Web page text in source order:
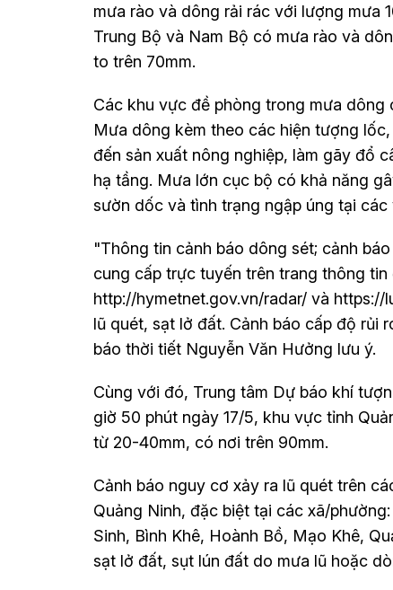
mưa rào và dông rải rác với lượng mưa
Trung Bộ và Nam Bộ có mưa rào và
to trên 70mm.
Các khu vực đề phòng trong mưa dông
Mưa dông kèm theo các hiện tượng
đến sản xuất nông nghiệp, làm gãy đổ
hạ tầng. Mưa lớn cục bộ có khả năng
sườn dốc và tình trạng ngập úng tại
"Thông tin cảnh báo dông sét; cảnh
cung cấp trực tuyến trên trang thông
http://hymetnet.gov.vn/radar/ và
lũ quét, sạt lở đất. Cảnh báo cấp độ rủi
báo thời tiết Nguyễn Văn Hưởng lưu ý.
Cùng với đó, Trung tâm Dự báo khí
giờ 50 phút ngày 17/5, khu vực tỉnh
từ 20-40mm, có nơi trên 90mm.
Cảnh báo nguy cơ xảy ra lũ quét trên
Quảng Ninh, đặc biệt tại các xã/
Sinh, Bình Khê, Hoành Bồ, Mạo Khê,
sạt lở đất, sụt lún đất do mưa lũ hoặc